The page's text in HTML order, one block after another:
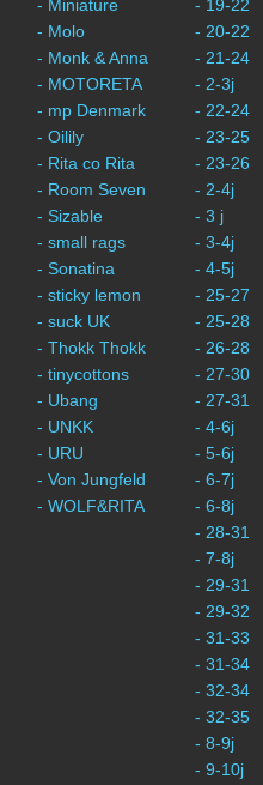
- Miniature
- Molo
- Monk & Anna
- MOTORETA
- mp Denmark
- Oilily
- Rita co Rita
- Room Seven
- Sizable
- small rags
- Sonatina
- sticky lemon
- suck UK
- Thokk Thokk
- tinycottons
- Ubang
- UNKK
- URU
- Von Jungfeld
- WOLF&RITA
- 19-22
- 20-22
- 21-24
- 2-3j
- 22-24
- 23-25
- 23-26
- 2-4j
- 3 j
- 3-4j
- 4-5j
- 25-27
- 25-28
- 26-28
- 27-30
- 27-31
- 4-6j
- 5-6j
- 6-7j
- 6-8j
- 28-31
- 7-8j
- 29-31
- 29-32
- 31-33
- 31-34
- 32-34
- 32-35
- 8-9j
- 9-10j